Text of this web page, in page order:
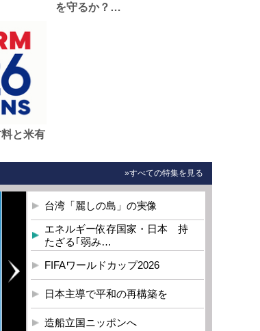
を守るか？…
と米有
»すべての特集を見る
台湾「麗しの島」の実像
エネルギー依存国家・日本 持
たざる｢弱み…
FIFAワールドカップ2026
日本主導で平和の再構築を
造船立国ニッポンへ